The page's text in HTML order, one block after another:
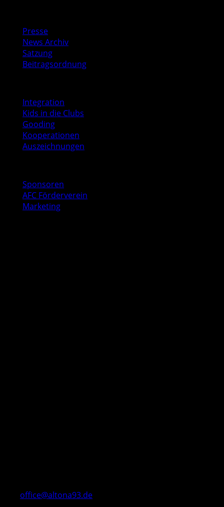
Presse
News Archiv
Satzung
Beitragsordnung
Integration
Kids in die Clubs
Gooding
Kooperationen
Auszeichnungen
Sponsoren
AFC Förderverein
Marketing
office@altona93.de